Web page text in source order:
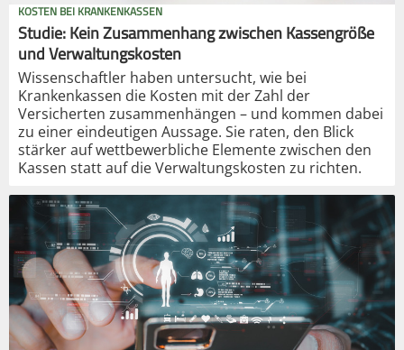
KOSTEN BEI KRANKENKASSEN
Studie: Kein Zusammenhang zwischen Kassengröße
und Verwaltungskosten
Wissenschaftler haben untersucht, wie bei
Krankenkassen die Kosten mit der Zahl der
Versicherten zusammenhängen – und kommen dabei
zu einer eindeutigen Aussage. Sie raten, den Blick
stärker auf wettbewerbliche Elemente zwischen den
Kassen statt auf die Verwaltungskosten zu richten.